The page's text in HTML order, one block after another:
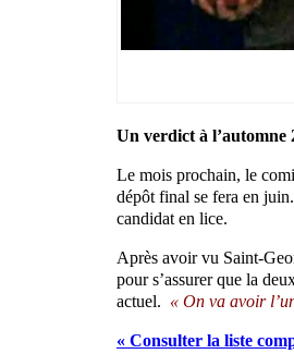
Un verdict à l’automne
Le mois prochain, le
dépôt final se fera en
candidat en lice.
Après avoir vu Saint-
pour s’assurer que la
actuel. « On va avoir
« Consulter la liste